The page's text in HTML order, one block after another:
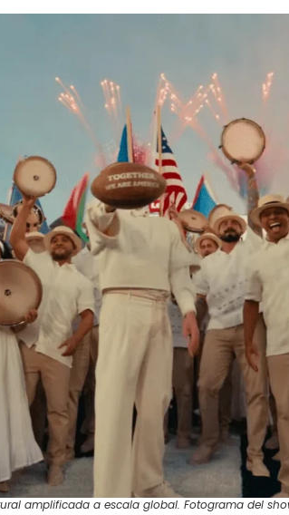
amplificada a escala global. Fotograma del